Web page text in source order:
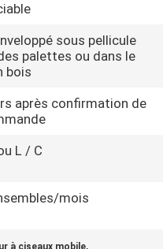
sous pellicule
palettes ou dans le
bois
après confirmation de
L / C
mois
,